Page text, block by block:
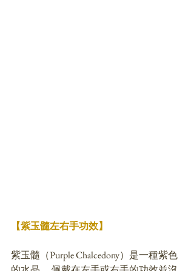
【紫玉髓左右手功效】
紫玉髓（Purple Chalcedony）是一種紫色